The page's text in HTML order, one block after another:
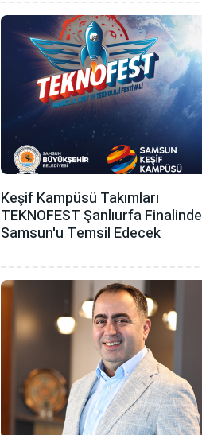
Keşif Kampüsü Takımları
TEKNOFEST Şanlıurfa Finalinde
Samsun'u Temsil Edecek